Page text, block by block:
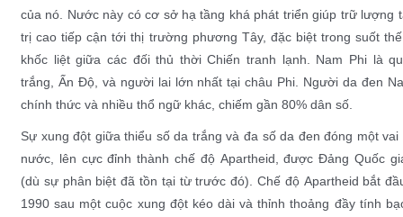
của nó. Nước này có cơ sở hạ tầng khá phát triển giúp trữ lượng
trị cao tiếp cận tới thị trường phương Tây, đặc biệt trong suốt
khốc liệt giữa các đối thủ thờiChiến tranh lạnh . Nam Phi là
trắng
Ấn Độ, và người lailớn nhất tại châu Phi. Người da đen
chính thức và nhiều thổ ngữ khác, chiếm gần 80% dân số.
Sự xung đột giữa thiểu số da trắng và đa số da đen đóng một
nước, lên cực đỉnh thành chế độ Apartheid , đượcĐảng Quốc
(dù sự phân biệt đã tồn tại từ trước đó). Chế độ Apartheid bắt
1990 sau một cuộc xung đột kéo dài và thỉnh thoảng đầy tính